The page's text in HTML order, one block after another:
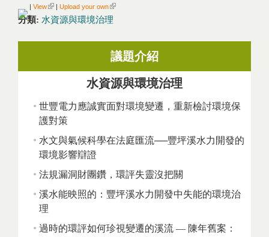
| View(link is external)
| Upload your own(link is external)
分類: 水資源與環境治理
議題介紹
水資源與環境治理
世豐電力應誠實面對環境變遷，重新檢討環境保
護對策
水文與氣候科學在法庭匯流──豐坪溪水力開發的
環境影響辯證
法規漏洞財團鑽，環評失靈沒把關
溪水能映照的：豐坪溪水力開發中失能的環境治
理
過時的環評如何珍視變遷的溪流 — 陳年舊案：